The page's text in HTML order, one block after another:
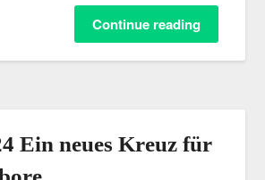
Continue reading
Ein neues Kreuz für